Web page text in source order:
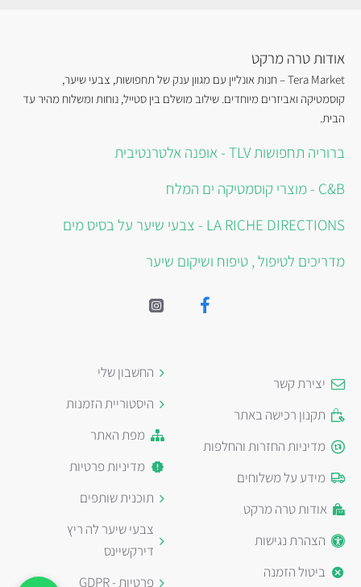
אודות טרה מרקט
Tera Market – חנות אונליין עם מגוון ענק של תחפושות, צבעי שיער,
קוסמטיקה ואביזרים מיוחדים. שילוב מושלם בין סטייל, נוחות ומשלוח מהיר עד
הבית.
ברוריה תחפושות TLV - אופנה אלטרנטיבית
C&B - מוצרי קוסמטיקה ים המלח
LA RICHE DIRECTIONS - צבעי שיער על בסיס מים
מדריכים לטיפול , טיפוח ושיקום שיער
יצירת קשר
תקנון רכישה באתר
מדיניות החזרות והחלפות
מידע על משלוחים
אודות טרה מרקט
הצהרת נגישות
ביטול הזמנה
החשבון שלי
היסטוריית הזמנות
מפת האתר
מדיניות פרטיות
תוכנית שותפים
צבעי שיער לה ריץ
דירקשיינס
פרטיות - GDPR